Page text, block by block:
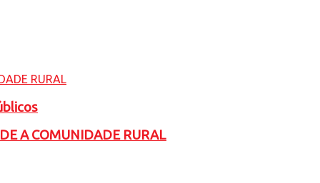
A COMUNIDADE RURAL